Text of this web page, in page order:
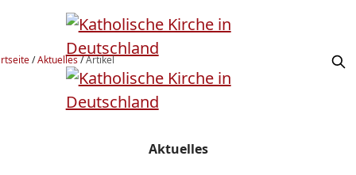
/Aktuelles/Artikel
Aktuelles